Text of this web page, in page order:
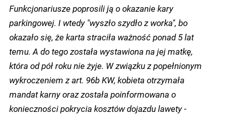
Funkcjonariusze poprosili ją o okazanie kary
parkingowej. I wtedy "wyszło szydło z worka", bo
okazało się, że karta straciła ważność ponad 5 lat
temu. A do tego została wystawiona na jej matkę,
która od pół roku nie żyje. W związku z popełnionym
wykroczeniem z art. 96b KW, kobieta otrzymała
mandat karny oraz została poinformowana o
konieczności pokrycia kosztów dojazdu lawety-